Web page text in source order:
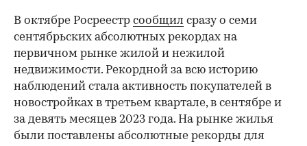
В октябре Росреестр сообщил сразу о семи
сентябрьских абсолютных рекордах на
первичном рынке жилой и нежилой
недвижимости. Рекордной за всю историю
наблюдений стала активность покупателей в
новостройках в третьем квартале, в сентябре и
за девять месяцев 2023 года. На рынке жилья
были поставлены абсолютные рекорды для